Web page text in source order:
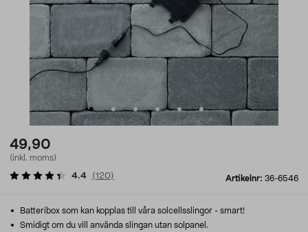
49,90
(inkl. moms)
Artikelnr: 36-6546
4.4 (120)
Batteribox som kan kopplas till våra solcellsslingor - smart!
Smidigt om du vill använda slingan utan solpanel.